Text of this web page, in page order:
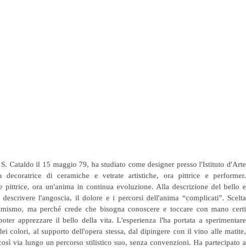
S. Cataldo il 15 maggio 79, ha studiato come designer presso l'Istituto d'Arte
decoratrice di ceramiche e vetrate artistiche, ora pittrice e performer.
pittrice, ora un'anima in continua evoluzione. Alla descrizione del bello e
l'angoscia, il dolore e i percorsi dell'anima “complicati”. Scelta
ma perché crede che bisogna conoscere e toccare con mano certi
apprezzare il bello della vita. L'esperienza l'ha portata a sperimentare
colori, al supporto dell'opera stessa, dal dipingere con il vino alle matite,
via lungo un percorso stilistico suo, senza convenzioni. Ha partecipato a